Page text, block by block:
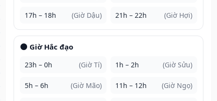
17h – 18h (Giờ Dậu) 21h – 22h (Giờ Hợi)
🌑 Giờ Hắc đạo
23h – 0h (Giờ Tí) 1h – 2h (Giờ Sửu)
5h – 6h (Giờ Mão) 11h – 12h (Giờ Ngọ)